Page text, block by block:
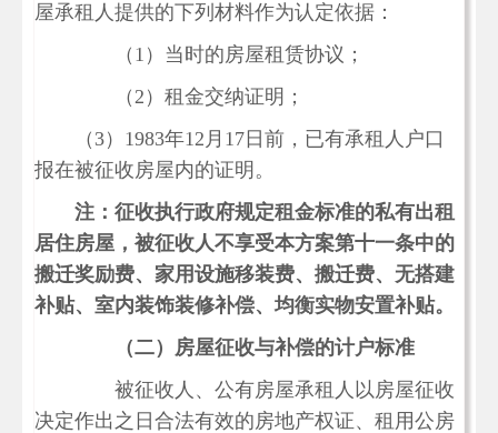
屋承租人提供的下列材料作为认定依据：
（ 1）当时的房屋租赁协议；
（2）租金交纳证明；
（ 3）1983年12月17日前，已有承租人户口
报在被征收房屋内的证明。
注：征收执行政府规定租金标准的私有出租
居住房屋，被征收人不享受本方案第十一条中的
搬迁奖励费、家用设施移装费、搬迁费、无搭建
补贴、室内装饰装修补偿、均衡实物安置补贴。
（二）房屋征收与补偿的计户标准
被征收人、公有房屋承租人以房屋征收
决定作出之日合法有效的房地产权证、租用公房